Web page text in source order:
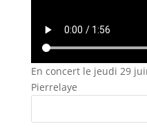
En concert le jeudi 29
Pierrelaye